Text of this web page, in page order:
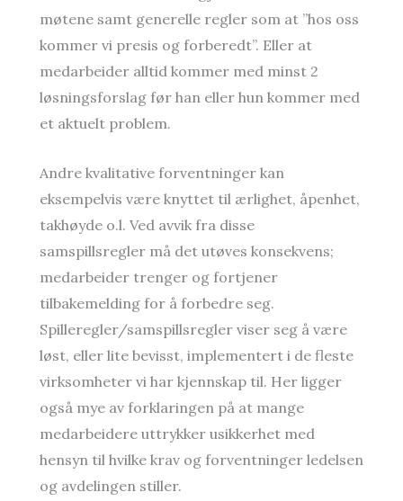
møtene samt generelle regler som at ”hos oss
kommer vi presis og forberedt”. Eller at
medarbeider alltid kommer med minst 2
løsningsforslag før han eller hun kommer med
et aktuelt problem.
Andre kvalitative forventninger kan
eksempelvis være knyttet til ærlighet, åpenhet,
takhøyde o.l. Ved avvik fra disse
samspillsregler må det utøves konsekvens;
medarbeider trenger og fortjener
tilbakemelding for å forbedre seg.
Spilleregler/samspillsregler viser seg å være
løst, eller lite bevisst, implementert i de fleste
virksomheter vi har kjennskap til. Her ligger
også mye av forklaringen på at mange
medarbeidere uttrykker usikkerhet med
hensyn til hvilke krav og forventninger ledelsen
og avdelingen stiller.